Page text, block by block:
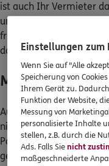
ist auch Ihr Vermieter
und dem nächsten
frühzeitig mit ihm
dazu aufsetzen.
Mehr als
Außerdem müssen Sie
nicht mehr
Parkettboden müssen
gesprungene
Einstellungen zum
Wenn Sie auf "Alle
Speicherung von
Ihrem Gerät zu.
Funktion der Website,
Messung von
personalisierte Inhalte
stellen, z.B. durch die
Ads. Falls Sienicht
maßgeschneiderte